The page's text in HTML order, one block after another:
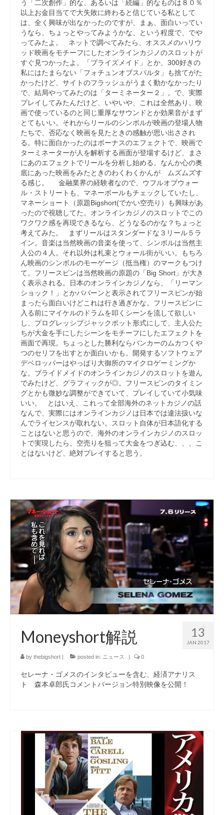
う「二次創作」的な、あるいは「続編」的なものは８０％
以上お金目当てで大失敗に終わると信じている私として
は、全く興味が出なかったのですが、まぁ、面白いってい
うなら、ちょっとやってみようかな、という程度で、でや
ってみたよ。 ネットで調べてみたら、オススメのハリウ
ッド映画をモチーフにしたオンラインカジノのスロットが
すぐ見つかったよ。「ブライズメイド」とか、300好きの
私にはたまらない「フォチュンオブスパルタ」も捨てがた
かったけど、サイトのフラッシュがうまく動かなかったり
で、結局やってみたのは「ターミネーター２」。で、実際
プレイしてみたんだけど、いやいや、これは全然あり。映
画で使っているのと同じ重厚なサウンドとか効果音がまず
とてもいい。それからリールのシンボルが映画の登場人物
たちで、否応なく映画を見たときの感触が思い出さされ
る。特に面白かったのはボーナスのエフェクトで、映画で
ターミネーターが人を解析する画面が登場するけど、まさ
にあのエフェクトでリールを分析し始める。なんか心の奥
底にあった映画をみたときのわくわくかんが ムズムズす
る感じ。 金融業界の経験者なので、ウフルオブウォー
ル・ストリートも、マネーボールもチェックしていたし、
マネーショート（原題Bigshort(でかい空売り）も興味があ
ったので視聴してた。オンラインカジノのスロットでこの
ワクワク感を再現できるなら、どうなるのかな？ちょっと
考えてみた。 まずリールはスタンダードな３リール５ラ
イン。音楽は当然映画の音楽を使って、シンボルは当然主
人公の４人。それ以外は札束とウォール街がいい。もちろ
ん映画のシンボルのモーゲージ（抵当権）のマークもつけ
て。フリースピンは当然映画の原題の「Big Short」が大き
く表示される。日本のオンラインカジノなら、「リーマン
ショック！」とかババーンと表示されてフリースピンが始
まったら面白いけどこれは行き過ぎかな。フリースピンに
入る前にマイケルのドラムを叩くシーンを流して欲しい
し、プログレッシブジャックポット形式にして、主人公た
ちが大金を手にしたシーンをモチーフにしたエフェクトを
画面で再現。ちょっとした勝利ならバンカーのムカつくや
つのセリフを出すとか面白いかも。開発するソフトウェア
デベロッパーはやっぱり大御所のマイクロゲーミングか
な。ブライドメイドのオンラインカジノのスロットを遊ん
でみたけど、グラフィックが◎。フリースピンのタイミン
グとかも微妙な調整ができていて、プレイしていて小気味
いい。 とはいえ、これって全部海外のネットカジノの話
なんで、実際にはオンラインカジノは日本では違法扱いな
んでライセンスが取れない。スロット自体が日本語化する
ことはないと思うので、海外のオンラインカジノのスロッ
トで実現したら、空売りを狙って大金をつぎ込む、、、こ
とはないけど、絶対プレイすると思う。
13
JAN 2017
Moneyshort解説
by thebigshort | posted in: ニュース | 0
セレーナ・ゴメスのインタビューを含む、経済アナリス
ト 森本卓郎氏コメントバージョン特別映像を公開！